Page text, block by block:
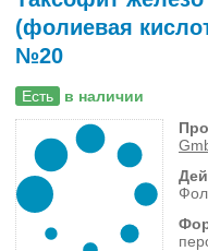
(фолиевая
№20
Есть в наличии